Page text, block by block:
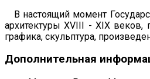
В настоящий момент
архитектуры XVIII - XIX веков,
графика, скульптура,
Дополнительная